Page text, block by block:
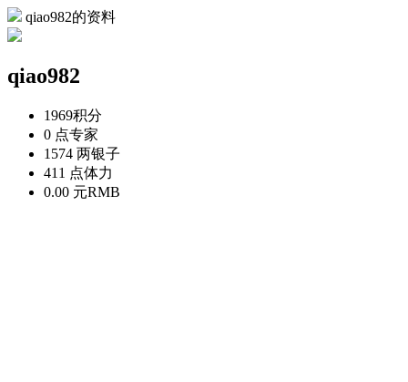
qiao982的资料
qiao982
1969积分
0 点专家
1574 两银子
411 点体力
0.00 元RMB